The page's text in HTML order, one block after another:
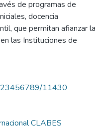
de programas de
docencia
que permitan afianzar la
las Instituciones de
11430
CLABES